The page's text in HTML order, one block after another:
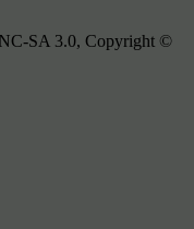
SA 3.0, Copyright ©